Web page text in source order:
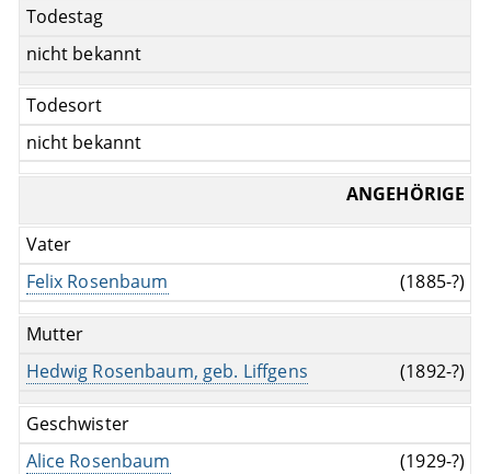
Todestag
nicht bekannt
Todesort
nicht bekannt
ANGEHÖRIGE
Vater
Felix Rosenbaum
(1885-?)
Mutter
Hedwig Rosenbaum, geb. Liffgens
(1892-?)
Geschwister
Alice Rosenbaum
(1929-?)